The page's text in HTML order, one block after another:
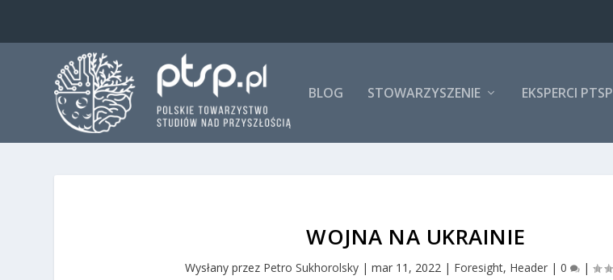
BLOG STOWARZYSZENIE EKSPERCI PTSP
WOJNA NA UKRAINIE
Wysłany przez Petro Sukhorolsky |mar 11, 2022 | Foresight, Header |0 |